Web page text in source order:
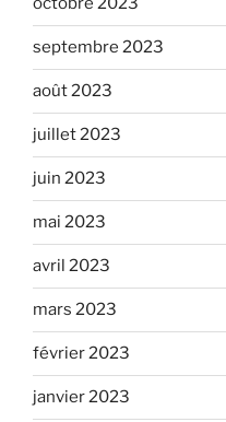
septembre 2023
août 2023
juillet 2023
juin 2023
mai 2023
avril 2023
mars 2023
février 2023
janvier 2023